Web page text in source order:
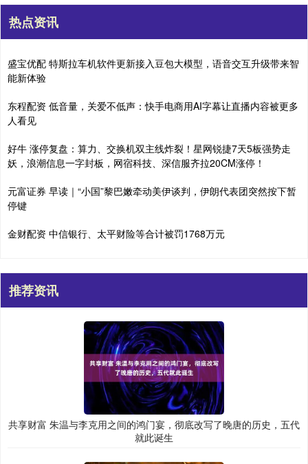
热点资讯
盛宝优配 特斯拉车机软件更新接入豆包大模型，语音交互升级带来智
能新体验
东程配资 低音量，关爱不低声：快手电商用AI字幕让直播内容被更多
人看见
好牛 涨停复盘：算力、交换机双主线炸裂！星网锐捷7天5板强势走
妖，浪潮信息一字封板，网宿科技、深信服齐拉20CM涨停！
元富证券 早读｜“小国”黎巴嫩牵动美伊谈判，伊朗代表团突然按下暂
停键
金财配资 中信银行、太平财险等合计被罚1768万元
推荐资讯
共享财富 朱温与李克用之间的鸿门宴，彻底改写了晚唐的历史，五代
就此诞生